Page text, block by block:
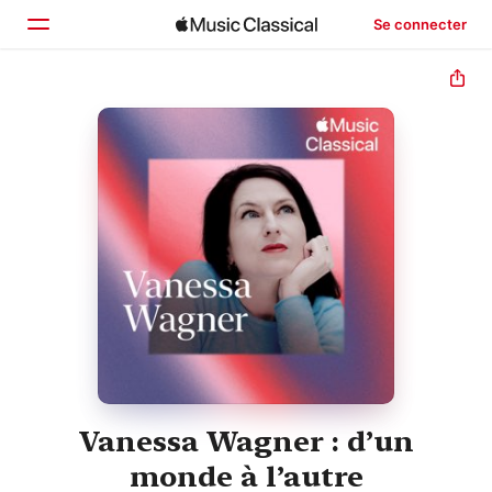
Se connecter
Accueil
Parcourir
Rechercher
Vanessa Wagner : dʼun
monde à lʼautre